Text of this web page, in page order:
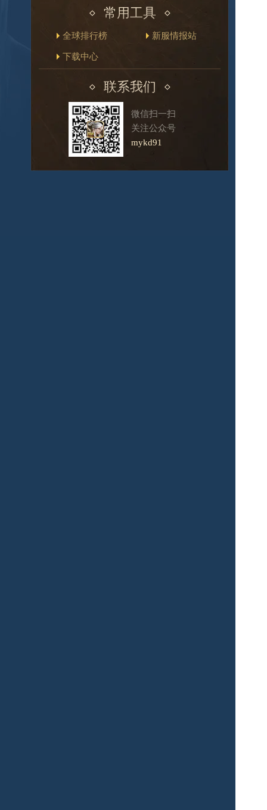
常用工具
全球排行榜 新服情报站
下载中心
联系我们
微信扫一扫
关注公众号
mykd91